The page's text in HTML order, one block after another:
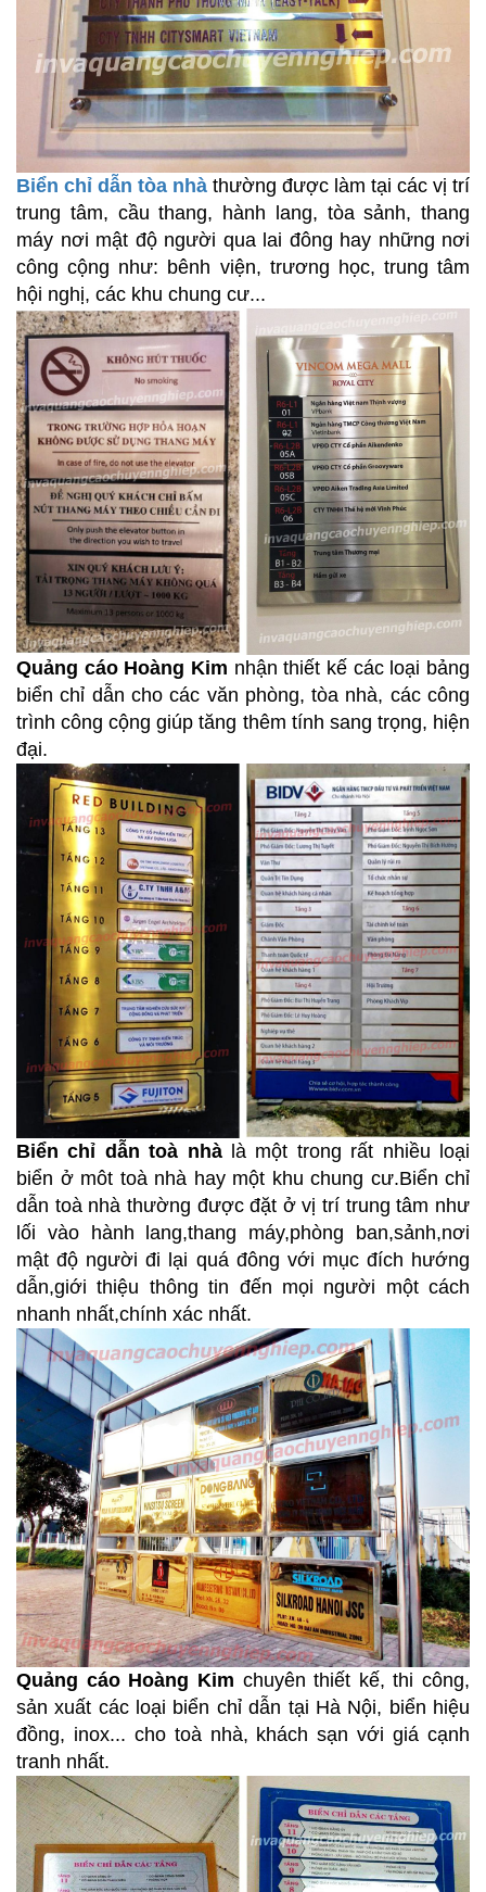
Biển chỉ dẫn tòa nhà thường được làm tại các vị trí
trung tâm, cầu thang, hành lang, tòa sảnh, thang
máy nơi mật độ người qua lai đông hay những nơi
công cộng như: bênh viện, trương học, trung tâm
hội nghị, các khu chung cư...
Quảng cáo Hoàng Kim nhận thiết kế các loại bảng
biển chỉ dẫn cho các văn phòng, tòa nhà, các công
trình công cộng giúp tăng thêm tính sang trọng, hiện
đại.
Biển chỉ dẫn toà nhàlà một trong rất nhiều loại
biển ở môt toà nhà hay một khu chung cư.Biển chỉ
dẫn toà nhà thường được đặt ở vị trí trung tâm như
lối vào hành lang,thang máy,phòng ban,sảnh,nơi
mật độ người đi lại quá đông với mục đích hướng
dẫn,giới thiệu thông tin đến mọi người một cách
nhanh nhất,chính xác nhất.
Quảng cáo Hoàng Kim chuyên thiết kế, thi công,
sản xuất các loại biển chỉ dẫn tại Hà Nội, biển hiệu
đồng, inox... cho toà nhà, khách sạn với giá cạnh
tranh nhất.